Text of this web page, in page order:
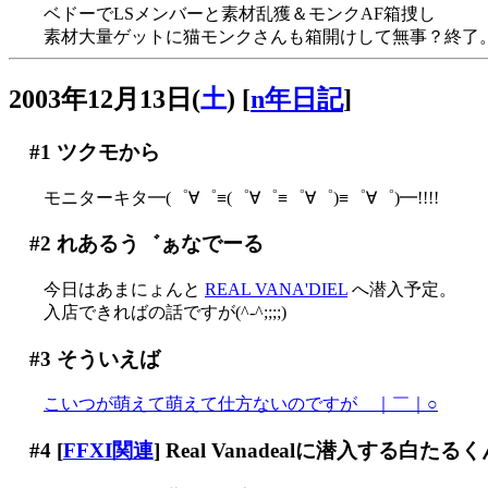
ベドーでLSメンバーと素材乱獲＆モンクAF箱捜し
素材大量ゲットに猫モンクさんも箱開けして無事？終了。
2003年12月13日(土) [n年日記]
#1 ツクモから
モニターキタ━(゜∀゜≡(゜∀゜≡゜∀゜)≡゜∀゜)━!!!!
#2 れあるう゛ぁなでーる
今日はあまにょんと REAL VANA'DIEL へ潜入予定。
入店できればの話ですが(^-^;;;;)
#3 そういえば
こいつが萌えて萌えて仕方ないのですが＿｜￣｜○
#4[FFXI関連] Real Vanadealに潜入する白たるく